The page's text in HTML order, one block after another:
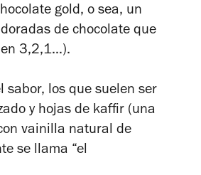
gold, o sea, un
de chocolate que
en 3,2,1…).
sabor, los que suelen ser
y hojas de kaffir (una
vainilla natural de
se llama “el